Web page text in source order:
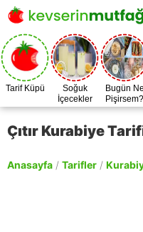
Tarif Küpü
Soğuk
İçecekler
Bugün Ne
Pişirsem?
Çıtır Kurabiye
Anasayfa / Tarifler /